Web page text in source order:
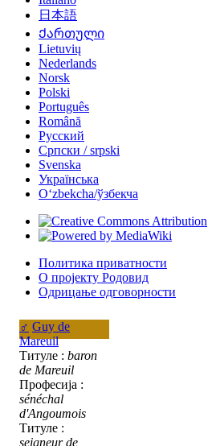
♂ Guy de
Mareuil
Титуле : baron
de Mareuil
Професија :
sénéchal
d'Angoumois
Титуле :
seigneur de
日本語
Ქართული
Lietuvių
Nederlands
Norsk
Polski
Português
Română
Русский
Српски / srpski
Svenska
Українська
Oʻzbekcha/ўзбекча
Политика приватности
О пројекту Родовид
Одрицање одговорности